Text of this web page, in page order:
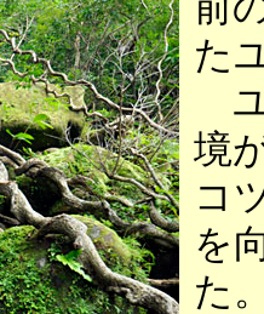
た
境
コ
を
た